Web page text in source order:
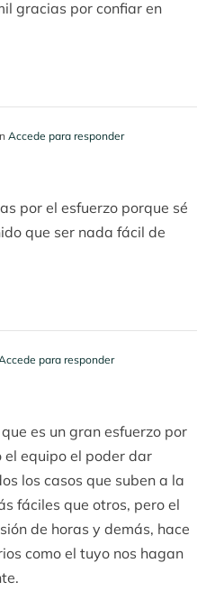
gracias por confiar en
Accede para responder
por el esfuerzo porque sé
que ser nada fácil de
para responder
es un gran esfuerzo por
equipo el poder dar
los casos que suben a la
fáciles que otros, pero el
de horas y demás, hace
como el tuyo nos hagan